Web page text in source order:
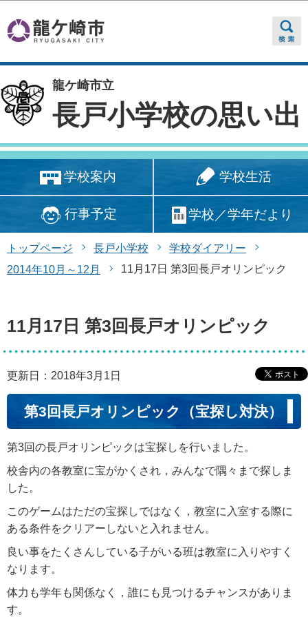
龍ケ崎市立
長戸小学校の思い出
学校案内 学校生活
行事予定 学校／学年だより
トップページ 長戸小学校
学校ダイアリー
2014年10月～12月
11月17日 第3回長戸オリンピック
11月17日 第3回長戸オリンピック
更新日：2018年3月1日
第3回長戸オリンピック（宝探し対決）
第3回の長戸オリンピックは宝探しを行いました。
校舎内の各教室に宝がかくされ，みんなで隅々まで探しま
した。
このゲームはただの宝探しではなく，教室に入室する際に
ある条件をクリアーしないと入れません。
良い事をたくさんしている子がいる班は教室に入りやすく
なります。
体力も学年も関係なく，誰にも見つけるチャンスがありま
す。